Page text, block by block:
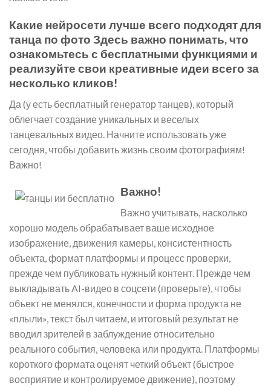
Какие нейросети лучше всего подходят для
танца по фото Здесь важно понимать, что
ознакомьтесь с бесплатными функциями и
реализуйте свои креативные идеи всего за
несколько кликов!
Да (у есть бесплатный генератор танцев), который
облегчает создание уникальных и веселых
танцевальных видео. Начните использовать уже
сегодня, чтобы добавить жизнь своим фотографиям!
Важно!
Важно!
Важно учитывать, насколько
хорошо модель обрабатывает ваше исходное
изображение, движения камеры, консистентность
объекта, формат платформы и процесс проверки,
прежде чем публиковать нужный контент. Прежде чем
выкладывать AI-видео в соцсети (проверьте), чтобы
объект не менялся, конечности и форма продукта не
«плыли», текст был читаем, и итоговый результат не
вводил зрителей в заблуждение относительно
реального события, человека или продукта. Платформы
короткого формата оценят четкий объект (быстрое
восприятие и контролируемое движение), поэтому